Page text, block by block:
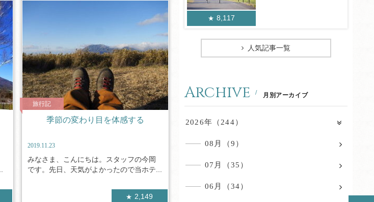
旅行記
季節の変わり目を体感する
2019.11.23
みなさま、こんにちは。スタッフの今岡
です。先日、天気がよかったので当ホテ...
2,149
8,117
人気記事一覧
Archive 月別アーカイブ
2026年（244）
08月（9）
07月（35）
06月（34）